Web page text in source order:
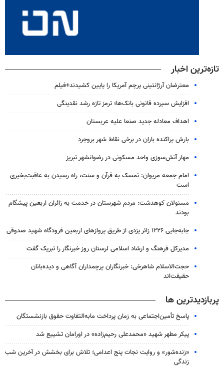
تازه‌ترین اخبار
معترضان آرژانتینی پرچم آمریکا را پایین کشیدند+فیلم
افزایش سپرده قانونی بانک‌ها؛ ترمز تازه رشد نقدینگی
اهداف معادله جدید صنعا علیه عربستان
بارش پراکنده باران در برخی نقاط شهر بروجرد
مهار آتش‌سوزی واحد مسکونی در رضوانشهر تبریز
امام جمعه مریوان: تمسک به قرآن و سنت، راه رسیدن به عاقبت‌بخیری
است
مسئولان کوهدشت: مردم شهرستان در خدمت به زائران اربعین پیشگام
بودند
جابه‌جایی ۱۲۲۶ زائر یزدی از طریق پروازهای اربعین فرودگاه شهید صدوقی
مدیرکل فرهنگ و ارشاد اسلامی لرستان روز خبرنگار را تبریک گفت
حجت‌الاسلام شاهرخی: خبرنگاران پرچمداران آگاهی و دیده‌بانان
حقیقت‌اند
پربازدیدترین ها
پاسخ تأمین‌اجتماعی به زمان پرداخت مابه‌التفاوت حقوق بازنشستگان
پیکر مطهر شهید «محمدعلی رحیم‌زاده» در اورامان تشییع شد
«زنده‌شور» و روایت نجات پنج اعدامی؛ تلاش برای بخشش در آخرین شب
زندگی